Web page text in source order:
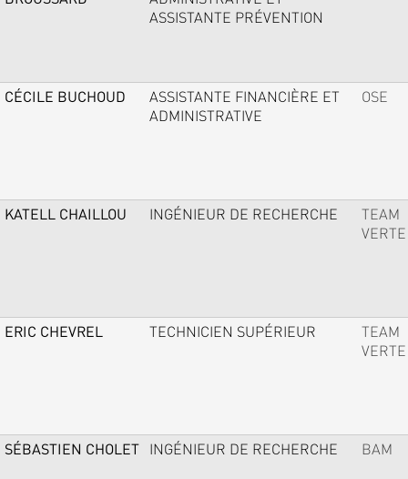
ASSISTANTE PRÉVENTION
CÉCILE BUCHOUD
ASSISTANTE FINANCIÈRE ET
ADMINISTRATIVE
OSE
KATELL CHAILLOU INGÉNIEUR DE RECHERCHE
TEAM
VERTE
ERIC CHEVREL TECHNICIEN SUPÉRIEUR
TEAM
VERTE
SÉBASTIEN CHOLET INGÉNIEUR DE RECHERCHE BAM